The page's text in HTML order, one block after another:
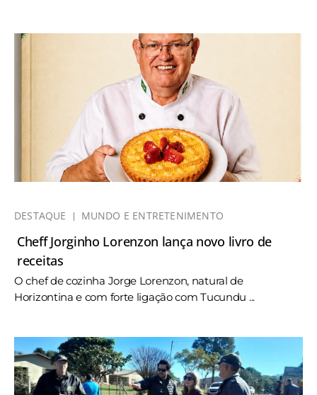
DESTAQUE MUNDO E ENTRETENIMENTO
Cheff Jorginho Lorenzon lança novo livro de
receitas
O chef de cozinha Jorge Lorenzon, natural de
Horizontina e com forte ligação com Tucundu ...